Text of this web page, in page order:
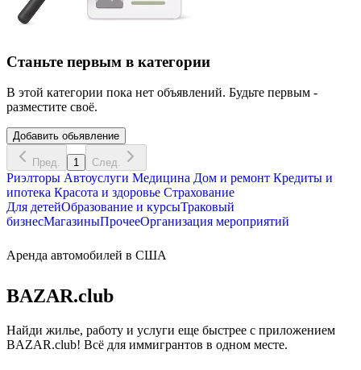
Станьте первым в категории
В этой категории пока нет объявлений. Будьте первым -
разместите своё.
Добавить обьявление
Пред. 1 След.
Риэлторы Автоуслуги Медицина Дом и ремонт Кредиты и
ипотека Красота и здоровье Страхование
Для детейОбразование и курсыТраковый
бизнесМагазиныПрочееОрганизация мероприятий
Аренда автомобилей в США
BAZAR.club
Найди жилье, работу и услуги еще быстрее с приложением
BAZAR.club! Всё для иммигрантов в одном месте.